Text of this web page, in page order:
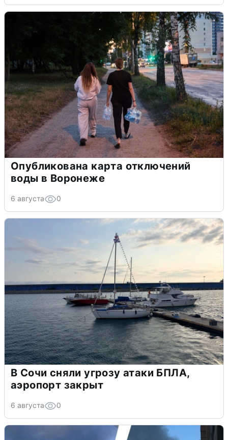
Опубликована карта отключений
воды в Воронеже
6 августа 0
В Сочи сняли угрозу атаки БПЛА,
аэропорт закрыт
6 августа 0